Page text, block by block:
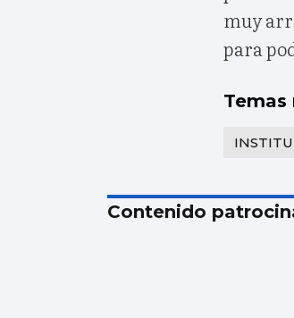
muy
para
Temas
Contenido